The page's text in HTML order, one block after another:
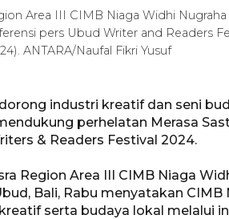
Area III CIMB Niaga Widhi Nugraha
pers Ubud Writer and Readers
ANTARA/Naufal Fikri Yusuf
industri kreatif dan seni
perhelatan Merasa
& Readers Festival 2024.
Region Area III CIMB Niaga
Bali, Rabu menyatakan CIMB
serta budaya lokal melalui